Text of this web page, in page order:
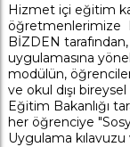
Hizmet içi eğitim
öğretmenlerimize
BİZDEN
uygulamasına
modülün,
ve okul dışı
Eğitim Bakanlığı
her öğrenciye
Uygulama